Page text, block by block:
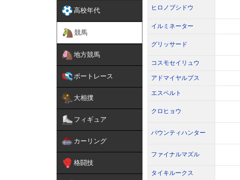
高校年代
競馬
地方競馬
ボートレース
大相撲
フィギュア
カーリング
格闘技
ヒロノブシドウ
イルミネーター
グリッサード
コスモセイリュウ
アドマイヤルプス
エスペルト
クロヒョウ
バウンティハンター
ファイナルマズル
タイキルークス